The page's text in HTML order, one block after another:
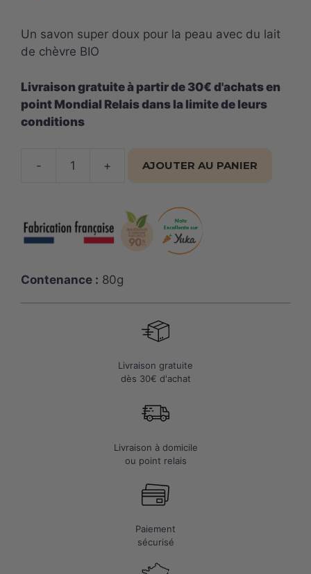
Un savon super doux pour la peau avec du lait
de chèvre BIO
Livraison gratuite à partir de 30€ d'achats en
point Mondial Relais dans la limite de leurs
conditions
-
quantité
solide
mains
BIO
80g
+ AJOUTER AU PANIER
Contenance : 80g
Livraison gratuite
dès 30€ d'achat
Livraison à domicile
ou point relais
Paiement
sécurisé